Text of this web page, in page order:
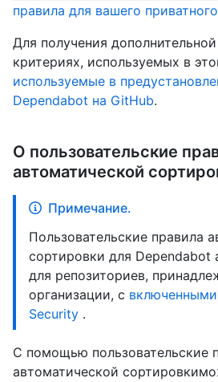
правила для вашего
Для получения
критериях, используемых в
используемые в
Dependabot на GitHub.
О пользовательские
автоматической
Примечание.
Пользовательские правила
сортировки для Dependabot
для репозиториев,
организации, с
Security .
С помощью пользовательские
автоматической